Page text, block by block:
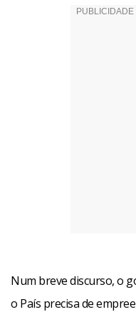
Num breve discurso, o
o País precisa de